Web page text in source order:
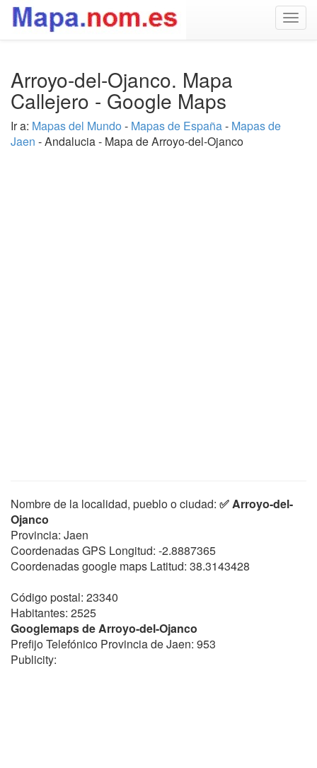
Arroyo-del-Ojanco. Mapa
Callejero - Google Maps
Ir a: Mapas del Mundo - Mapas de España- Mapas de
Jaen - Andalucia - Mapa de Arroyo-del-Ojanco
Nombre de la localidad, pueblo o ciudad: ✅ Arroyo-del-
Ojanco
Provincia: Jaen
Coordenadas GPS Longitud: -2.8887365
Coordenadas google maps Latitud: 38.3143428
Código postal: 23340
Habitantes: 2525
Googlemaps de Arroyo-del-Ojanco
Prefijo Telefónico Provincia de Jaen: 953
Publicity: